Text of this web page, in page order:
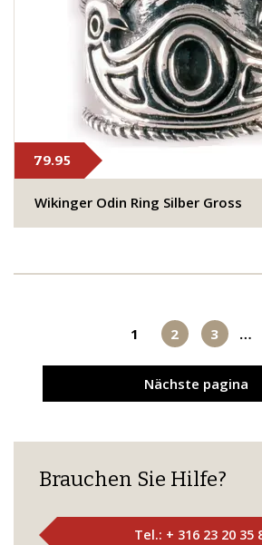
79.95
Wikinger Odin Ring Silber Gross
1 2 3 …
Nächste pagina
Brauchen Sie Hilfe?
Tel.: + 316 23 20 35